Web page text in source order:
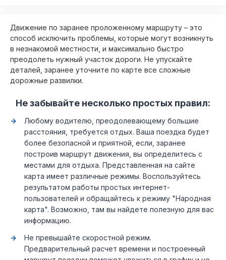
Движение по заранее проложенному маршруту – это
способ исключить проблемы, которые могут возникнуть
в незнакомой местности, и максимально быстро
преодолеть нужный участок дороги. Не упускайте
деталей, заранее уточните по карте все сложные
дорожные развилки.
Не забывайте несколько простых правил:
Любому водителю, преодолевающему большие
расстояния, требуется отдых. Ваша поездка будет
более безопасной и приятной, если, заранее
построив маршрут движения, вы определитесь с
местами для отдыха. Представленная на сайте
карта имеет различные режимы. Воспользуйтесь
результатом работы простых интернет-
пользователей и обращайтесь к режиму "Народная
карта". Возможно, там вы найдете полезную для вас
информацию.
Не превышайте скоростной режим.
Предварительный расчет времени и построенный